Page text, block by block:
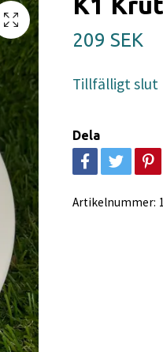
209 SEK
Tillfälligt slut
Dela
Artikelnummer: